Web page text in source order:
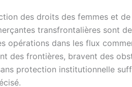
des droits des femmes et
transfrontalières sont
opérations dans les flux
des frontières, bravent des
protection institutionnelle